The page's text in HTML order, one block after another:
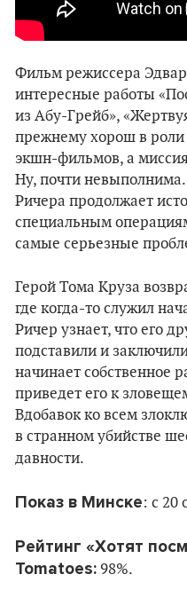
Фильм режиссера
интересные работы
из Абу-Грейб»,
прежнему хорош в
экшн-фильмов, а
Ну, почти
Ричера продолжает
специальным
самые серьезные
Герой Тома Круза
где когда-то служил
Ричер узнает, что его
подставили и
начинает собственное
приведет его к
Вдобавок ко всем
в странном убийстве
давности.
Показ в Минске: c 20
Рейтинг «Хотят
Tomatoes: 98%.